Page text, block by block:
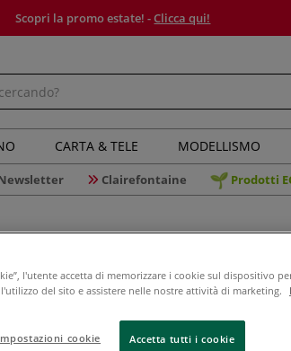
Scopri la promo estate! -Clicca qui!
CARTA & TELE MODELLISMO
Clairefontaine Prodotti
l'utente accetta di memorizzare i cookie sul dispositivo
del sito e assistere nelle nostre attività di marketing.
cookie Accetta tutti i cookie